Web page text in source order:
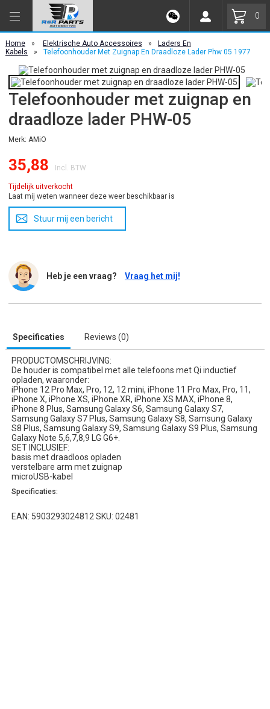
0
Home » Elektrische Auto Accessoires »
Laders En
Kabels
» Telefoonhouder Met Zuignap En Draadloze Lader Phw 05 1977
Telefoonhouder met zuignap en
draadloze lader PHW-05
Merk: AMiO
35,88 Incl. BTW
Tijdelijk uitverkocht
Laat mij weten wanneer deze weer beschikbaar is
Stuur mij een bericht
Heb je een vraag? Vraag het mij!
Specificaties Reviews (0)
PRODUCTOMSCHRIJVING:
De houder is compatibel met alle telefoons met Qi inductief
opladen, waaronder:
iPhone 12 Pro Max, Pro, 12, 12 mini, iPhone 11 Pro Max, Pro, 11,
iPhone X, iPhone XS, iPhone XR, iPhone XS MAX, iPhone 8,
iPhone 8 Plus, Samsung Galaxy S6, Samsung Galaxy S7,
Samsung Galaxy S7 Plus, Samsung Galaxy S8, Samsung Galaxy
S8 Plus, Samsung Galaxy S9, Samsung Galaxy S9 Plus, Samsung
Galaxy Note 5,6,7,8,9 LG G6+.
SET INCLUSIEF:
basis met draadloos opladen
verstelbare arm met zuignap
microUSB-kabel
Specificaties:
EAN: 5903293024812 SKU: 02481